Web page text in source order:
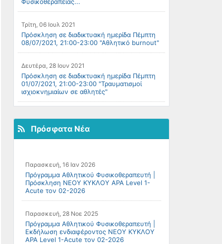
Τρίτη, 06 Ιουλ 2021
Πρόσκληση σε διαδικτυακή ημερίδα Πέμπτη
08/07/2021, 21:00-23:00 "Αθλητικό burnout"
Δευτέρα, 28 Ιουν 2021
Πρόσκληση σε διαδικτυακή ημερίδα Πέμπτη
01/07/2021, 21:00-23:00 "Τραυματισμοί
ισχιοκνημιαίων σε αθλητές"
Πρόσφατα Νέα
Παρασκευή, 16 Ιαν 2026
Πρόγραμμα Αθλητικού Φυσικοθεραπευτή |
Πρόσκληση ΝΕΟΥ ΚΥΚΛΟΥ APA Level 1-
Acute τον 02-2026
Παρασκευή, 28 Νοε 2025
Πρόγραμμα Αθλητικού Φυσικοθεραπευτή |
Εκδήλωση ενδιαφέροντος ΝΕΟΥ ΚΥΚΛΟΥ
APA Level 1-Acute τον 02-2026